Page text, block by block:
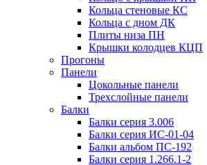
Кольца стеновые КС
Кольца с дном ДК
Плиты низа ПН
Крышки колодцев КЦП
Прогоны
Панели
Цокольные панели
Трехслойные панели
Балки
Балки серия 3.006
Балки серия ИС-01-04
Балки альбом ПС-192
Балки серия 1.266.1-2